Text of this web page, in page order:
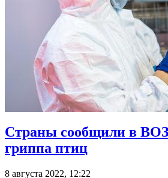
Страны сообщили в
гриппа птиц
8 августа 2022, 12:22